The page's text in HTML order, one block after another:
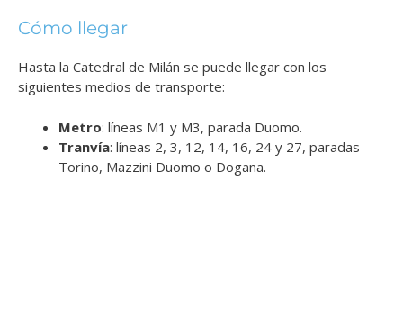
Cómo llegar
Hasta la Catedral de Milán se puede llegar con los
siguientes medios de transporte:
Metro: líneas M1 y M3, parada Duomo.
Tranvía: líneas 2, 3, 12, 14, 16, 24 y 27, paradas
Torino, Mazzini Duomo o Dogana.